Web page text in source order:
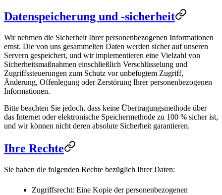
Datenspeicherung und -sicherheit
Wir nehmen die Sicherheit Ihrer personenbezogenen Informationen
ernst. Die von uns gesammelten Daten werden sicher auf unseren
Servern gespeichert, und wir implementieren eine Vielzahl von
Sicherheitsmaßnahmen einschließlich Verschlüsselung und
Zugriffssteuerungen zum Schutz vor unbefugtem Zugriff,
Änderung, Offenlegung oder Zerstörung Ihrer personenbezogenen
Informationen.
Bitte beachten Sie jedoch, dass keine Übertragungsmethode über
das Internet oder elektronische Speichermethode zu 100 % sicher ist,
und wir können nicht deren absolute Sicherheit garantieren.
Ihre Rechte
Sie haben die folgenden Rechte bezüglich Ihrer Daten:
Zugriffsrecht: Eine Kopie der personenbezogenen